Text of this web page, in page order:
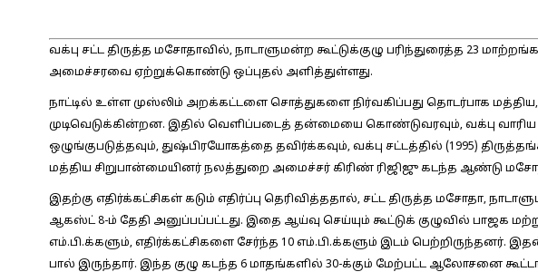
வக்பு சட்ட திருத்த மசோதாவில், நாடாளுமன்ற கூட்டுக்குழு பரிந்துரைத்த 23
அமைச்சரவை ஏற்றுக்கொண்டு ஒப்புதல் அளித்துள்ளது.
நாட்டில் உள்ள முஸ்லிம் அறக்கட்டளை சொத்துகளை நிர்வகிப்பது தொடர்பாக மத்திய,
முடிவெடுக்கின்றன. இதில் வெளிப்படைத் தன்மையை கொண்டுவரவும், வக்பு
ஒழுங்குபடுத்தவும், துஷ்பிரயோகத்தை தவிர்க்கவும், வக்பு சட்டத்தில் (1995)
மத்திய சிறுபான்மையினர் நலத்துறை அமைச்சர் கிரிண் ரிஜிஜு கடந்த ஆண்டு
இதற்கு எதிர்க்கட்சிகள் கடும் எதிர்ப்பு தெரிவித்ததால், சட்ட திருத்த மசோதா,
ஆகஸ்ட் 8-ம் தேதி அனுப்பப்பட்டது. இதை ஆய்வு செய்யும் கூட்டுக் குழுவில் பாஜக
எம்.பி.க்களும், எதிர்க்கட்சிகளை சேர்ந்த 10 எம்.பி.க்களும் இடம் பெற்றிருந்தனர்.
பால் இருந்தார். இந்த குழு கடந்த 6 மாதங்களில் 30-க்கும் மேற்பட்ட ஆலோசனை